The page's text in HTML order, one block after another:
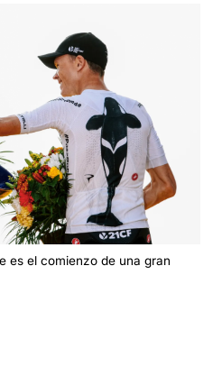
es el comienzo de una gran